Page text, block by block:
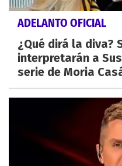
ADELANTO OFICIAL
¿Qué dirá la diva?
interpretarán a
serie de Moria